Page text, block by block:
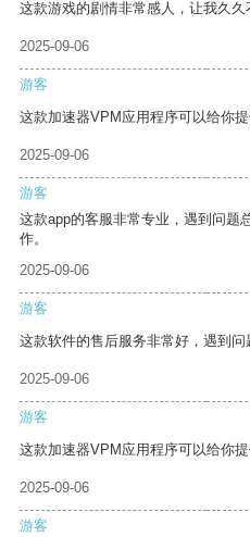
这款游戏的剧情非常感人，让我久久
2025-09-06
游客
这款加速器VPM应用程序可以给你
2025-09-06
游客
这款app的客服非常专业，遇到问题
作。
2025-09-06
游客
这款软件的售后服务非常好，遇到问
2025-09-06
游客
这款加速器VPM应用程序可以给你
2025-09-06
游客